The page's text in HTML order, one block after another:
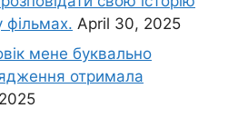
фільмах. April 30, 2025
мене буквально
отримала